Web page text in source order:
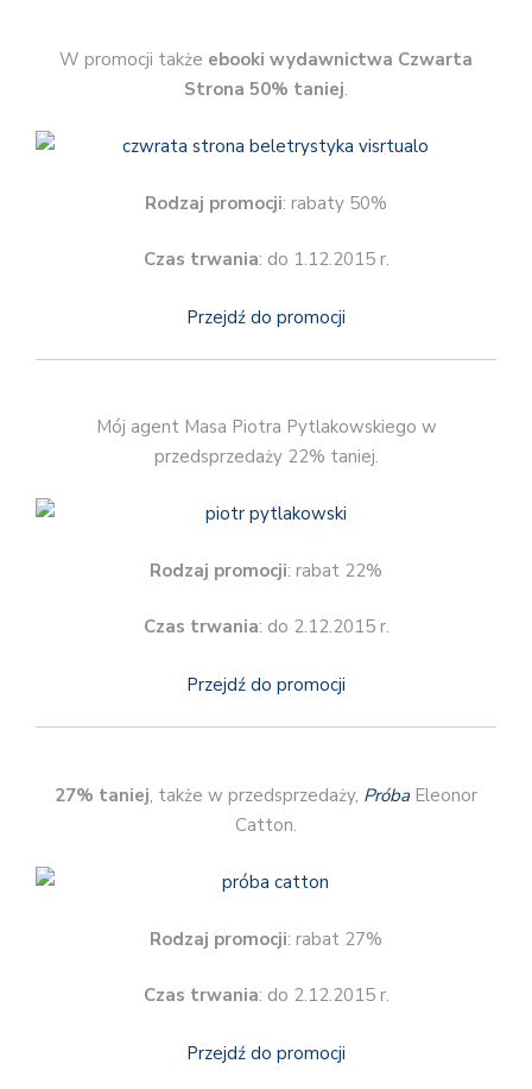
W promocji także ebooki wydawnictwa Czwarta
Strona 50% taniej.
Rodzaj promocji: rabaty 50%
Czas trwania: do 1.12.2015 r.
Przejdź do promocji
Mój agent Masa Piotra Pytlakowskiego w
przedsprzedaży 22% taniej.
Rodzaj promocji: rabat 22%
Czas trwania: do 2.12.2015 r.
Przejdź do promocji
27% taniej, także w przedsprzedaży, PróbaEleonor
Catton.
Rodzaj promocji: rabat 27%
Czas trwania: do 2.12.2015 r.
Przejdź do promocji